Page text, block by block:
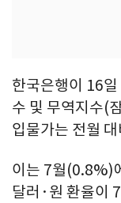
한국은행이 16
수 및 무역지수(
입물가는 전월
이는 7월(0.8%)
달러·원 환율이